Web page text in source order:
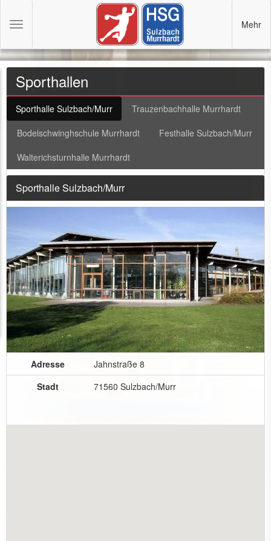
Sporthallen
Sporthalle Sulzbach/Murr
Trauzenbachhalle Murrhardt
Bodelschwinghschule Murrhardt
Festhalle Sulzbach/Murr
Walterichsturnhalle Murrhardt
Sporthalle Sulzbach/Murr
Adresse
Jahnstraße 8
Stadt
71560 Sulzbach/Murr
Toggle
Mehr